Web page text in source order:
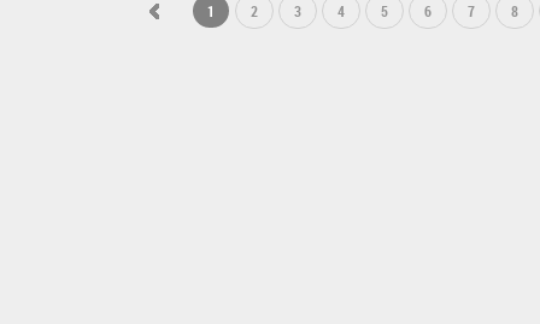
1 2 3 4 5 6 7 8